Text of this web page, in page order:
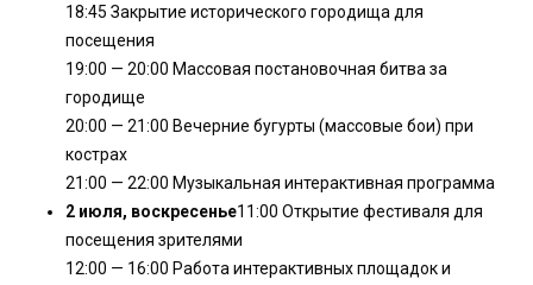
18:45 Закрытие исторического городища для
посещения
19:00 — 20:00 Массовая постановочная битва за
городище
20:00 — 21:00 Вечерние бугурты (массовые бои) при
кострах
21:00 — 22:00 Музыкальная интерактивная программа
2 июля, воскресенье11:00 Открытие фестиваля для
посещения зрителями
12:00 — 16:00 Работа интерактивных площадок и